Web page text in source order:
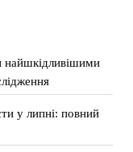
найшкідливішими
у липні: повний